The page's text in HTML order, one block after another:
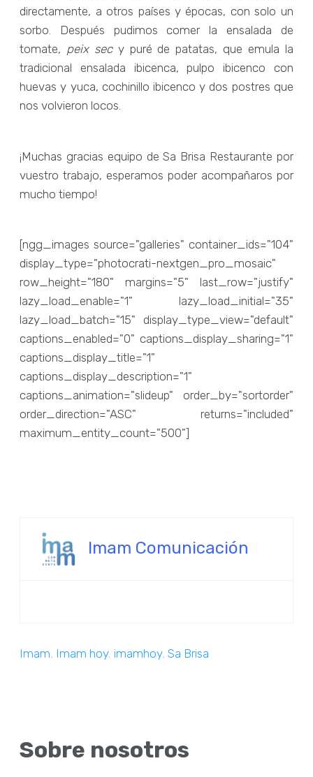
directamente, a otros países y épocas, con solo un
sorbo. Después pudimos comer la ensalada de
tomate, peix secy puré de patatas, que emula la
tradicional ensalada ibicenca, pulpo ibicenco con
huevas y yuca, cochinillo ibicenco y dos postres que
nos volvieron locos.
¡Muchas gracias equipo de Sa Brisa Restaurante por
vuestro trabajo, esperamos poder acompañaros por
mucho tiempo!
[ngg_images source="galleries" container_ids="104"
display_type="photocrati-nextgen_pro_mosaic"
row_height="180" margins="5" last_row="justify"
lazy_load_enable="1" lazy_load_initial="35"
lazy_load_batch="15" display_type_view="default"
captions_enabled="0" captions_display_sharing="1"
captions_display_title="1"
captions_display_description="1"
captions_animation="slideup" order_by="sortorder"
order_direction="ASC" returns="included"
maximum_entity_count="500"]
Imam Comunicación
Imam, Imam hoy,imamhoy,Sa Brisa
Sobre nosotros